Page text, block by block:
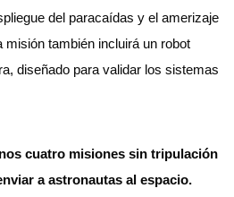
del paracaídas y el amerizaje
misión también incluirá un robot
diseñado para validar los sistemas
cuatro misiones sin tripulación
a astronautas al espacio.